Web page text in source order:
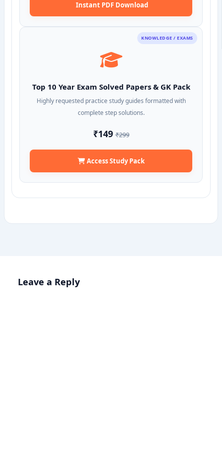
Instant PDF Download
KNOWLEDGE / EXAMS
Top 10 Year Exam Solved Papers & GK Pack
Highly requested practice study guides formatted with
complete step solutions.
₹149₹299
Access Study Pack
Leave a Reply